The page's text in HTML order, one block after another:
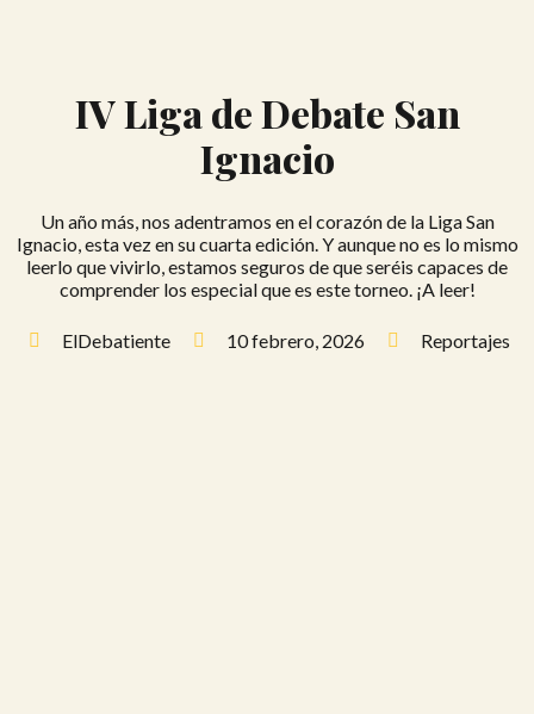
IV Liga de Debate San
Ignacio
Un año más, nos adentramos en el corazón de la Liga San
Ignacio, esta vez en su cuarta edición. Y aunque no es lo mismo
leerlo que vivirlo, estamos seguros de que seréis capaces de
comprender los especial que es este torneo. ¡A leer!
ElDebatiente 10 febrero, 2026 Reportajes